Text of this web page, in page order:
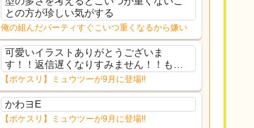
との方が珍しい気がする
俺の組んだパーティすぐこいつ重くなるから嫌い
可愛いイラストありがとうございま
す！！返信遅くなりすみません！！もう
少ししたら通常再開できます！
【ポケスリ】ミュウツーが9月に登場!!
かわヨE
【ポケスリ】ミュウツーが9月に登場!!